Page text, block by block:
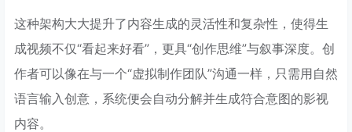
这种架构大大提升了内容生成的灵活性和复杂性，使得生
成视频不仅“看起来好看”，更具“创作思维”与叙事深度。创
作者可以像在与一个“虚拟制作团队”沟通一样，只需用自然
语言输入创意，系统便会自动分解并生成符合意图的影视
内容。